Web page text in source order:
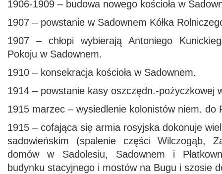
1906-1909 – budowa nowego kościoła w
1907 – powstanie w Sadownem Kółka
1907 – chłopi wybierają Antoniego
Pokoju w Sadownem.
1910 – konsekracja kościoła w Sadownem.
1914 – powstanie kasy oszczędn.-pożyczkowej
1915 marzec – wysiedlenie kolonistów niem. do
1915 – cofająca się armia rosyjska dokonuje
sadowieńskim (spalenie części Wilczogąb,
domów w Sadolesiu, Sadownem i
budynku stacyjnego i mostów na Bugu i szosie